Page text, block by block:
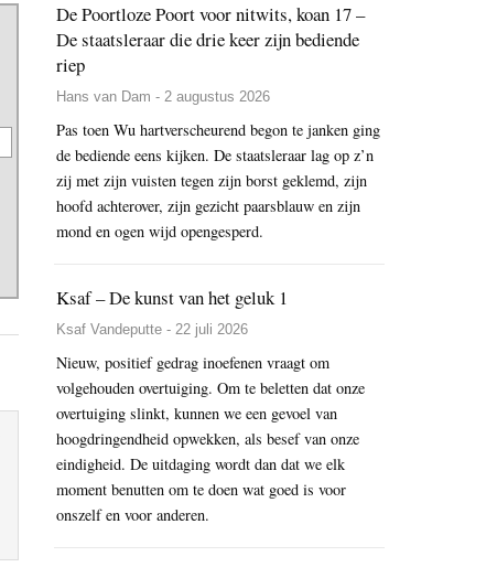
De Poortloze Poort voor nitwits, koan 17 –
De staatsleraar die drie keer zijn bediende
riep
Hans van Dam - 2 augustus 2026
Pas toen Wu hartverscheurend begon te janken ging
de bediende eens kijken. De staatsleraar lag op z’n
zij met zijn vuisten tegen zijn borst geklemd, zijn
hoofd achterover, zijn gezicht paarsblauw en zijn
mond en ogen wijd opengesperd.
Ksaf – De kunst van het geluk 1
Ksaf Vandeputte - 22 juli 2026
Nieuw, positief gedrag inoefenen vraagt om
volgehouden overtuiging. Om te beletten dat onze
overtuiging slinkt, kunnen we een gevoel van
hoogdringendheid opwekken, als besef van onze
eindigheid. De uitdaging wordt dan dat we elk
moment benutten om te doen wat goed is voor
onszelf en voor anderen.